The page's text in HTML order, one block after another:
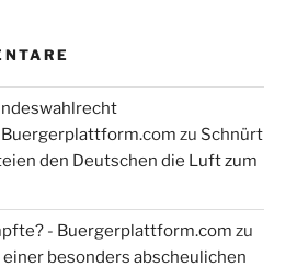
zu Schnürt
den Deutschen die Luft zum
- Buergerplattform.com zu
einer besonders abscheulichen